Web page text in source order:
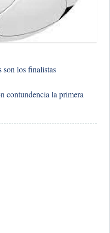
los finalistas
contundencia la primera